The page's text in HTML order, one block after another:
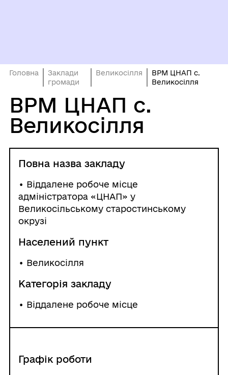
Головна
Заклади
громади
Великосілля
ВРМ ЦНАП с.
Великосілля
ВРМ ЦНАП с.
Великосілля
Графік роботи
Повна назва закладу
• Віддалене робоче місце
адміністратора «ЦНАП» у
Великосільському старостинському
окрузі
Населений пункт
• Великосілля
Категорія закладу
• Віддалене робоче місце